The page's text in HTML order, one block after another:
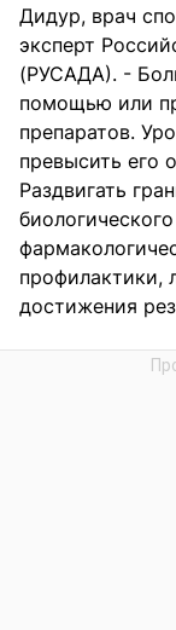
Дидур, врач
эксперт
(РУСАДА). -
помощью или
препаратов.
превысить его
Раздвигать
профилактики,
достижения